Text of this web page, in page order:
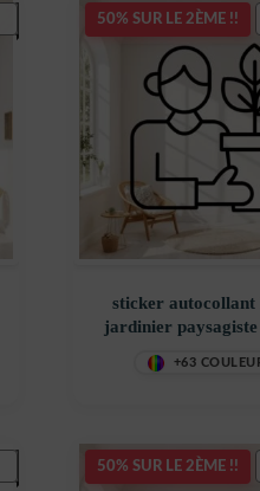
50% SUR LE 2ÈME !!
sticker autocollant
jardinier
+63
50% SUR LE 2ÈME !!